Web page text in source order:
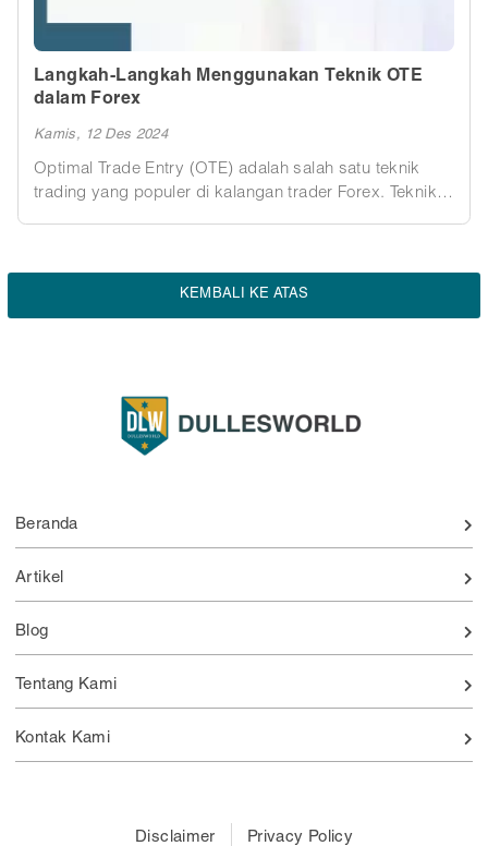
Langkah-Langkah Menggunakan Teknik OTE
dalam Forex
Kamis, 12 Des 2024
Optimal Trade Entry (OTE) adalah salah satu teknik
trading yang populer di kalangan trader Forex. Teknik
KEMBALI KE ATAS
Beranda
Artikel
Blog
Tentang Kami
Kontak Kami
Disclaimer Privacy Policy